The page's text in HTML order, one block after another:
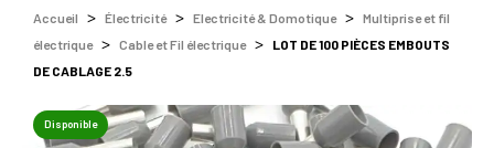
Accueil Électricité Electricité & Domotique
Multiprise et fil
électrique
Cable et Fil électrique
LOT DE 100 PIÈCES EMBOUTS
DE CABLAGE 2.5
Disponible